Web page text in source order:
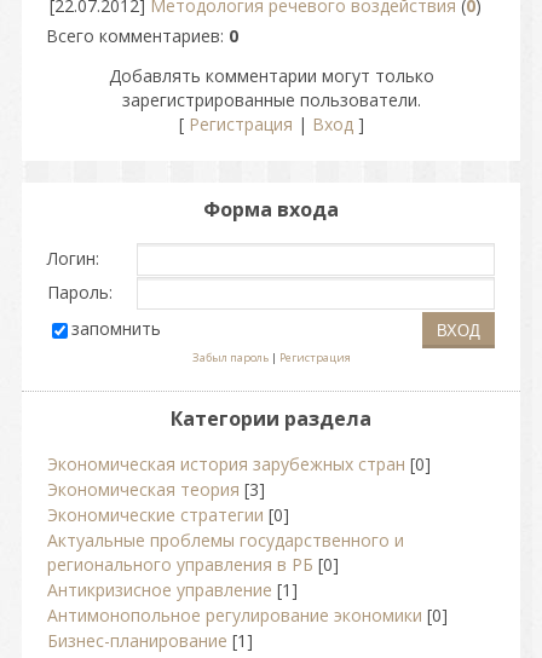
[22.07.2012] Методология речевого воздействия (0)
Всего комментариев: 0
Добавлять комментарии могут только
зарегистрированные пользователи.
[ Регистрация | Вход]
Форма входа
Логин:
Пароль:
запомнить
Забыл пароль| Регистрация
Категории раздела
Экономическая история зарубежных стран [0]
Экономическая теория [3]
Экономические стратегии [0]
Актуальные проблемы государственного и
регионального управления в РБ [0]
Антикризисное управление [1]
Антимонопольное регулирование экономики [0]
Бизнес-планирование [1]